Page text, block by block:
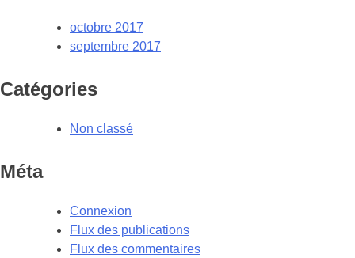
octobre 2017
septembre 2017
Catégories
Non classé
Méta
Connexion
Flux des publications
Flux des commentaires